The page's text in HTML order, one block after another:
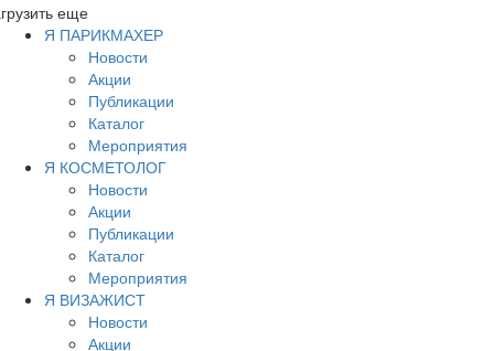
еще
Я ПАРИКМАХЕР
Новости
Акции
Публикации
Каталог
Мероприятия
Я КОСМЕТОЛОГ
Новости
Акции
Публикации
Каталог
Мероприятия
Я ВИЗАЖИСТ
Новости
Акции